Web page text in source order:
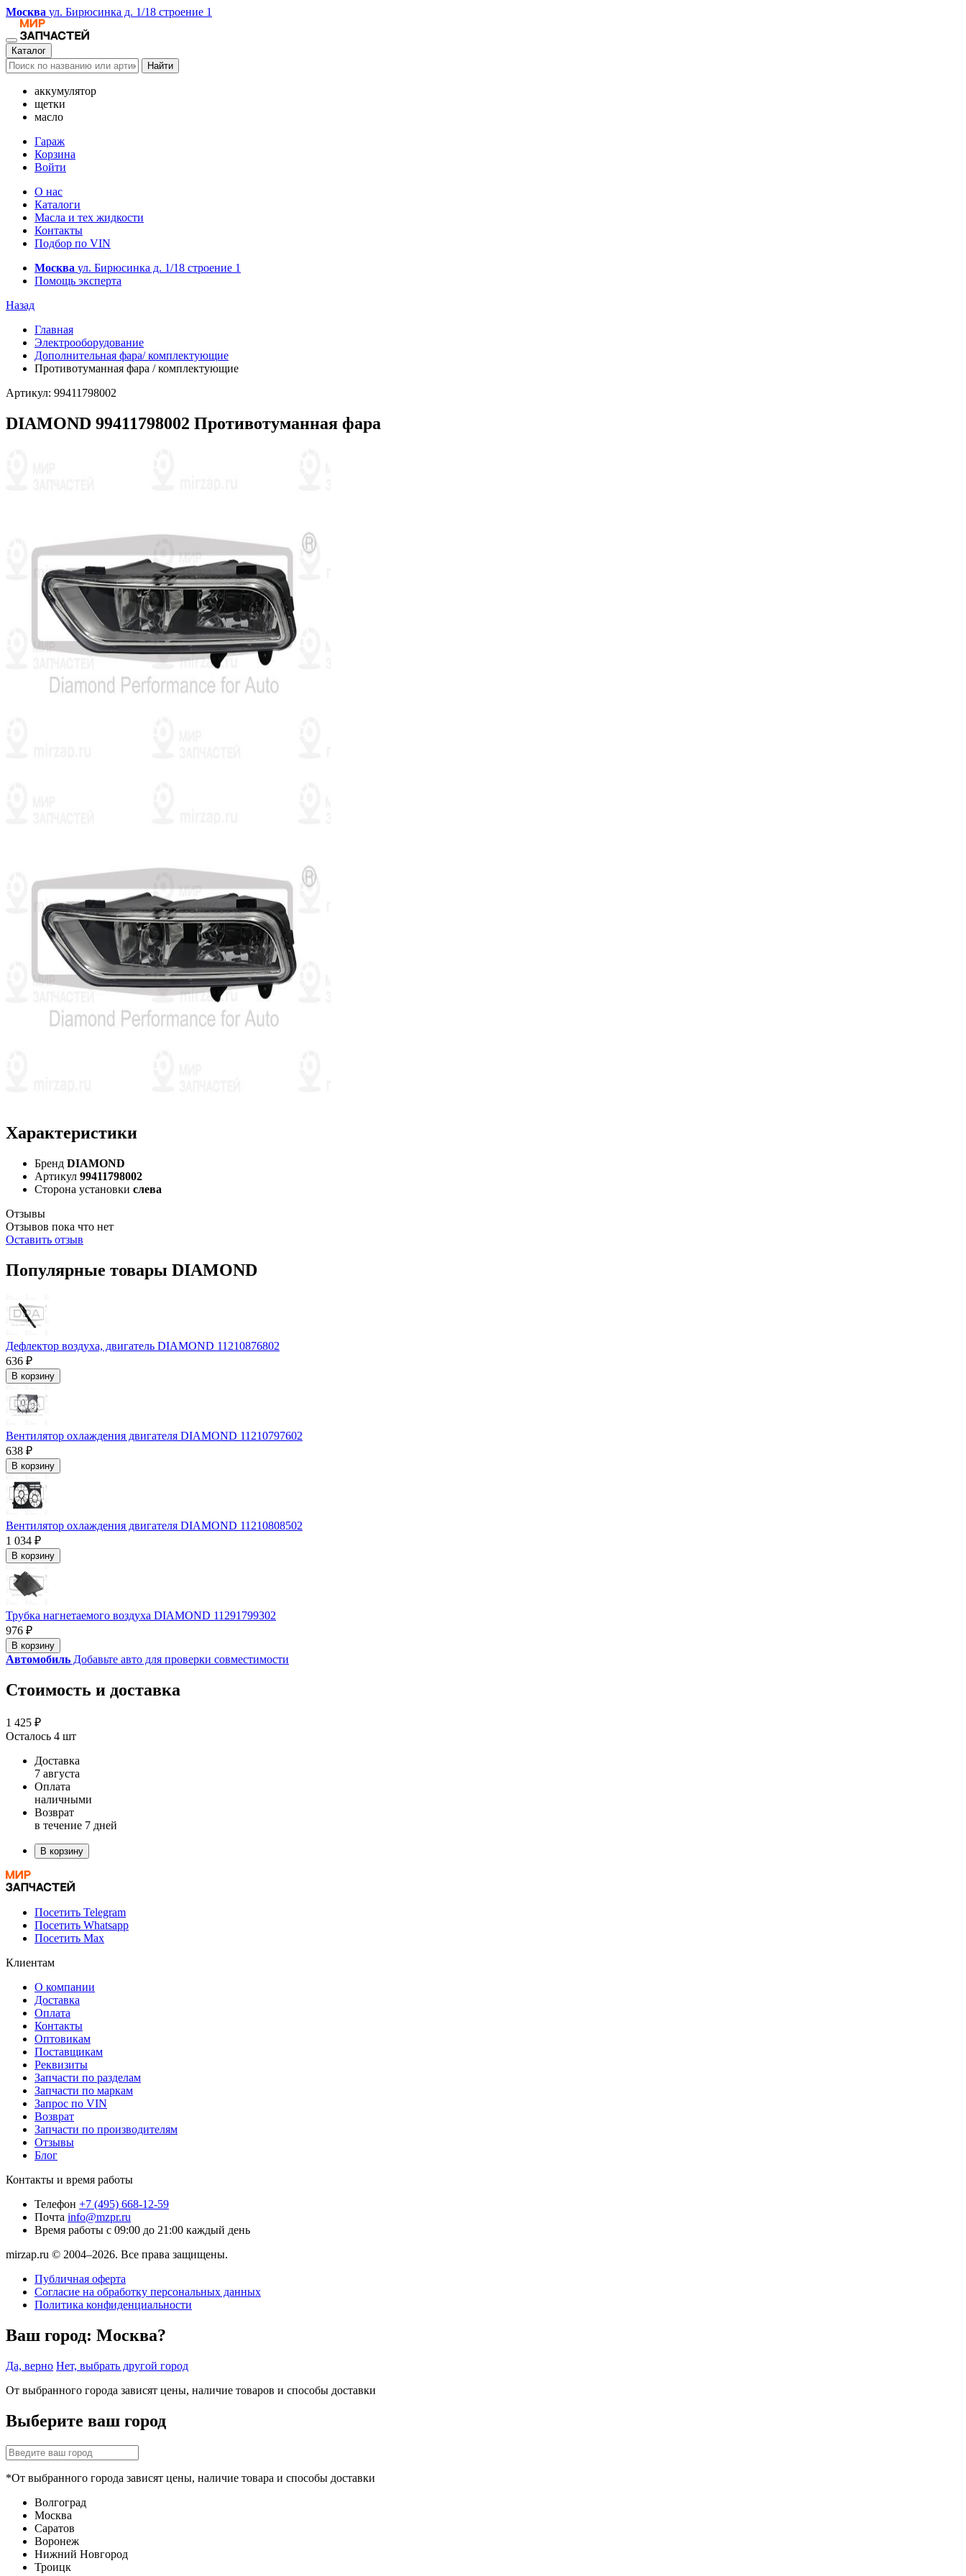
Москва ул. Бирюсинка д. 1/18 строение 1
Каталог
Найти
аккумулятор
щетки
масло
Гараж
Корзина
Войти
О нас
Каталоги
Масла и тех жидкости
Контакты
Подбор по VIN
Москва ул. Бирюсинка д. 1/18 строение 1
Помощь эксперта
Назад
Главная
Электрооборудование
Дополнительная фара/ комплектующие
Противотуманная фара / комплектующие
Артикул: 99411798002
DIAMOND 99411798002 Противотуманная фара
Характеристики
Бренд DIAMOND
Артикул 99411798002
Сторона установки слева
Отзывы
Отзывов пока что нет
Оставить отзыв
Популярные товары DIAMOND
Дефлектор воздуха, двигатель DIAMOND 11210876802
636 ₽
В корзину
Вентилятор охлаждения двигателя DIAMOND 11210797602
638 ₽
В корзину
Вентилятор охлаждения двигателя DIAMOND 11210808502
1 034 ₽
В корзину
Трубка нагнетаемого воздуха DIAMOND 11291799302
976 ₽
В корзину
Автомобиль Добавьте авто для проверки совместимости
Стоимость и доставка
1 425 ₽
Осталось 4 шт
Доставка
7 августа
Оплата
наличными
Возврат
в течение 7 дней
В корзину
Посетить Telegram
Посетить Whatsapp
Посетить Max
Клиентам
О компании
Доставка
Оплата
Контакты
Оптовикам
Поставщикам
Реквизиты
Запчасти по разделам
Запчасти по маркам
Запрос по VIN
Возврат
Запчасти по производителям
Отзывы
Блог
Контакты и время работы
Телефон +7 (495) 668-12-59
Почта info@mzpr.ru
Время работы с 09:00 до 21:00 каждый день
mirzap.ru © 2004–2026. Все права защищены.
Публичная оферта
Согласие на обработку персональных данных
Политика конфиденциальности
Ваш город: Москва?
Да, верно Нет, выбрать другой город
От выбранного города зависят цены, наличие товаров и способы доставки
Выберите ваш город
*От выбранного города зависят цены, наличие товара и способы доставки
Волгоград
Москва
Саратов
Воронеж
Нижний Новгород
Троицк